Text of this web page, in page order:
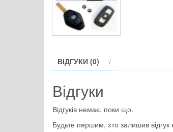
ВІДГУКИ (0)
Відгуки
Відгуків немає, поки що.
Будьте першим, хто залишив